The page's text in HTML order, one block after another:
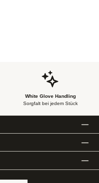
White Glove Handling
Sorgfalt bei jedem Stück